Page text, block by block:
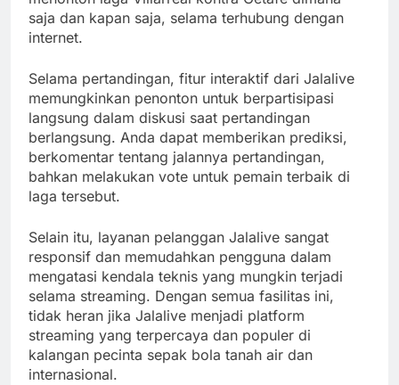
saja dan kapan saja, selama terhubung dengan
internet.
Selama pertandingan, fitur interaktif dari Jalalive
memungkinkan penonton untuk berpartisipasi
langsung dalam diskusi saat pertandingan
berlangsung. Anda dapat memberikan prediksi,
berkomentar tentang jalannya pertandingan,
bahkan melakukan vote untuk pemain terbaik di
laga tersebut.
Selain itu, layanan pelanggan Jalalive sangat
responsif dan memudahkan pengguna dalam
mengatasi kendala teknis yang mungkin terjadi
selama streaming. Dengan semua fasilitas ini,
tidak heran jika Jalalive menjadi platform
streaming yang terpercaya dan populer di
kalangan pecinta sepak bola tanah air dan
internasional.